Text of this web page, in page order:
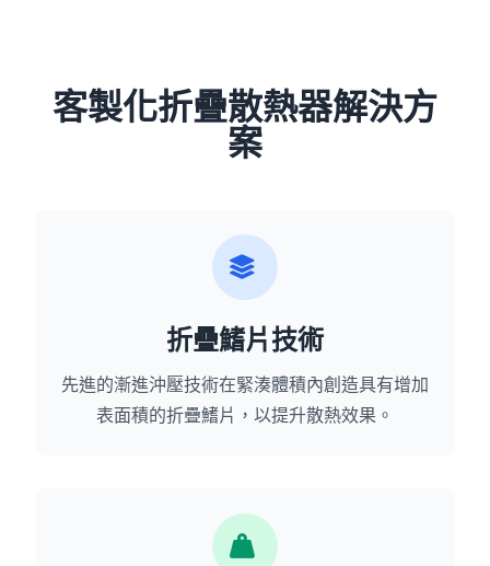
客製化折疊散熱器解決方
案
折疊鰭片技術
先進的漸進沖壓技術在緊湊體積內創造具有增加
表面積的折疊鰭片，以提升散熱效果。